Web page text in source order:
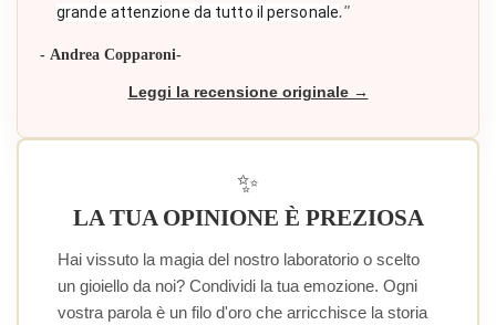
grande attenzione da tutto il personale."
- Andrea Copparoni-
Leggi la recensione originale →
✨
LA TUA OPINIONE È PREZIOSA
Hai vissuto la magia del nostro laboratorio o scelto
un gioiello da noi? Condividi la tua emozione. Ogni
vostra parola è un filo d'oro che arricchisce la storia